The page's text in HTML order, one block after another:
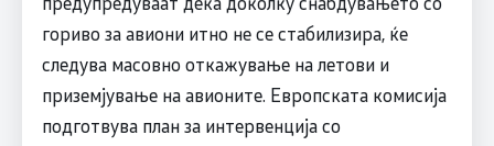
гориво за авиони итно не се стабилизира, ќе
следува масовно откажување на летови и
приземјување на авионите. Европската комисија
подготвува план за интервенција со